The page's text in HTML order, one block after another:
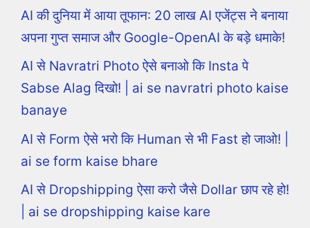
AI की दुनिया में आया तूफान: 20 लाख AI एजेंट्स ने बनाया
अपना गुप्त समाज और Google-OpenAI के बड़े धमाके!
AI से Navratri Photo ऐसे बनाओ कि Insta पे
Sabse Alag दिखो! | ai se navratri photo kaise
banaye
AI से Form ऐसे भरो कि Human से भी Fast हो जाओ! |
ai se form kaise bhare
AI से Dropshipping ऐसा करो जैसे Dollar छाप रहे हो!
| ai se dropshipping kaise kare